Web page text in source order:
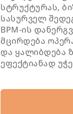
სტრუქტურას,
სასურველ
BPM-ის
მცირდება
და ყალიბდება
ეფექტიანად